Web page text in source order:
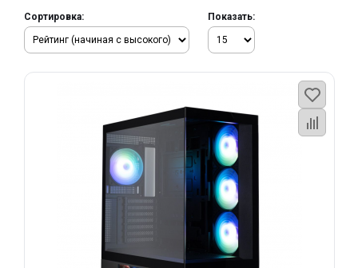
Сортировка: Показать: